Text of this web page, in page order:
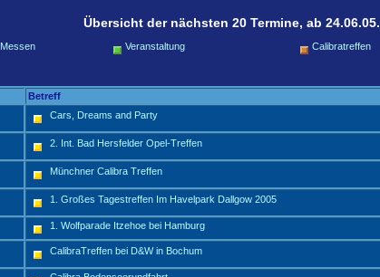
Übersicht der nächsten 20 Termine, ab 24.06.05.
Messen Veranstaltung Calibratreffen
Betreff
Cars, Dreams and Party
2. Int. Bad Hersfelder Opel-Treffen
Münchner Calibra Treffen
1. Großes Tagestreffen Im Havelpark Dallgow 2005
1. Wolfparade Itzehoe bei Hamburg
CalibraTreffen bei D&W in Bochum